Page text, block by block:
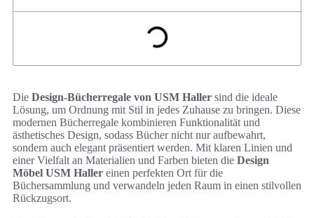
Die Design-Bücherregale von USM Haller sind die ideale
Lösung, um Ordnung mit Stil in jedes Zuhause zu bringen. Diese
modernen Bücherregale kombinieren Funktionalität und
ästhetisches Design, sodass Bücher nicht nur aufbewahrt,
sondern auch elegant präsentiert werden. Mit klaren Linien und
einer Vielfalt an Materialien und Farben bieten die Design
Möbel USM Haller einen perfekten Ort für die
Büchersammlung und verwandeln jeden Raum in einen stilvollen
Rückzugsort.